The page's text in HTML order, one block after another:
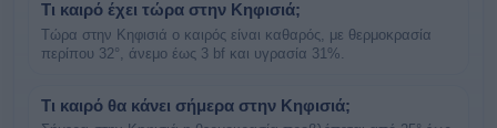
Τι καιρό έχει τώρα στην Κηφισιά;
Τώρα στην Κηφισιά ο καιρός είναι καθαρός, με θερμοκρασία
περίπου 32°, άνεμο έως 3 bf και υγρασία 31%.
Τι καιρό θα κάνει σήμερα στην Κηφισιά;